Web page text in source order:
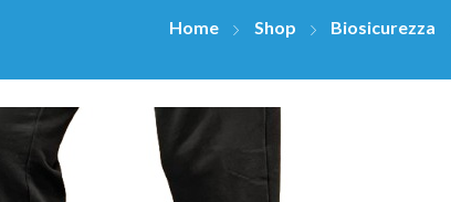
Home Shop Biosicurezza